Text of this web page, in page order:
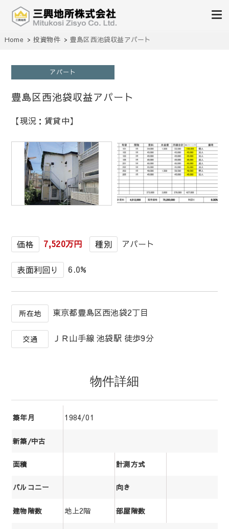
三興地所株式会社
不動産の売買、賃貸、仲介、管理
Home 投資物件 豊島区西池袋収益アパート
アパート
豊島区西池袋収益アパート
【現況：賃貸中】
1/1
価格 7,520万円 種別 アパート
表面利回り 6.0%
所在地 東京都豊島区西池袋2丁目
交通 ＪＲ山手線 池袋駅 徒歩9分
物件詳細
築年月 1984/01
新築/中古
面積 計測方式
バルコニー 向き
建物階数 地上2階 部屋階数